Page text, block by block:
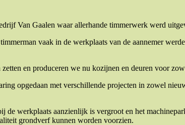
Van Gaalen waar allerhande timmerwerk werd
vaak in de werkplaats van de aannemer
en produceren we nu kozijnen en deuren voor
opgedaan met verschillende projecten in zowel
de werkplaats aanzienlijk is vergroot en het
grondverf kunnen worden voorzien.